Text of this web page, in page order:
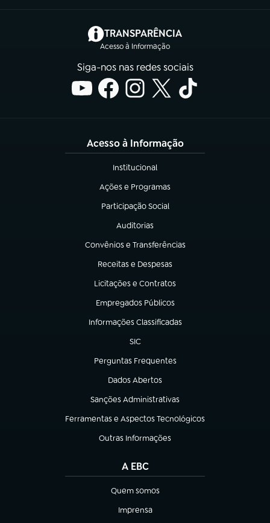
TRANSPARÊNCIA
Acesso à Informação
(abre em nova aba)
Siga-nos nas redes sociais
Acesso à Informação
Institucional
(abre em nova aba)
Ações e Programas
(abre em nova aba)
Participação Social
(abre em nova aba)
Auditorias
(abre em nova aba)
Convênios e Transferências
(abre em nova aba)
Receitas e Despesas
(abre em nova aba)
Licitações e Contratos
(abre em nova aba)
Empregados Públicos
(abre em nova aba)
Informações Classificadas
(abre em nova aba)
SIC
(abre em nova aba)
Perguntas Frequentes
(abre em nova aba)
Dados Abertos
(abre em nova aba)
Sanções Administrativas
(abre em nova aba)
Ferramentas e Aspectos Tecnológicos
(abre em nova aba)
Outras Informações
(abre em nova aba)
A EBC
Quem somos
(abre em nova aba)
Imprensa
(abre em nova aba)